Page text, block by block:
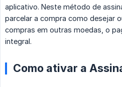
aplicativo. Neste método de
parcelar a compra como desejar
compras em outras moedas, o
integral.
Como ativar a